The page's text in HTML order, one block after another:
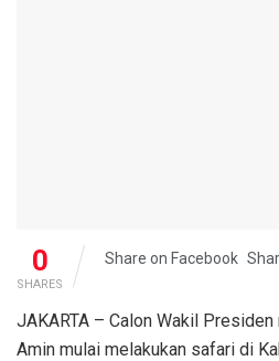
0
SHARES
Share on Facebook
JAKARTA – Calon Wakil Presiden
Amin mulai melakukan safari di